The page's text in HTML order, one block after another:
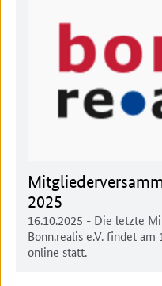
2025
16.10.2025 - Die letzte
Bonn.realis e.V. findet
online statt.